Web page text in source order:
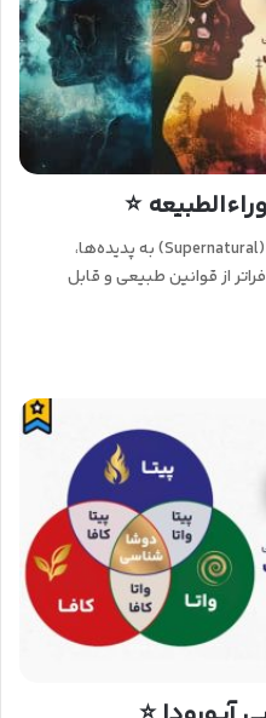
⭐
ماوراءالطبیعه چیست؟ ماوراءالطبیعه (Supernatural) به پدیده‌ها،
از قوانین طبیعی و قابل